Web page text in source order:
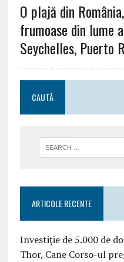
O plajă din
frumoase din lume
Seychelles, Puerto
CAUTĂ
ARTICOLE RECENTE
Investiție de 5.000 de
Thor, Cane Corso-ul